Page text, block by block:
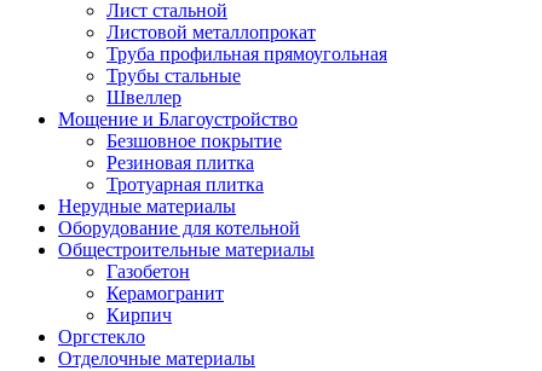
Лист стальной
Листовой металлопрокат
Труба профильная прямоугольная
Трубы стальные
Швеллер
Мощение и Благоустройство
Безшовное покрытие
Резиновая плитка
Тротуарная плитка
Нерудные материалы
Оборудование для котельной
Общестроительные материалы
Газобетон
Керамогранит
Кирпич
Оргстекло
Отделочные материалы